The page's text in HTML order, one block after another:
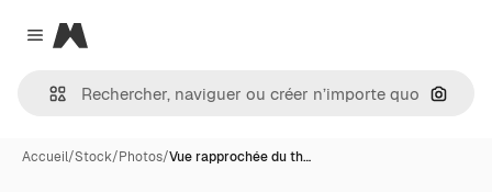
Close menu
Magnific
Accueil/Stock/Photos/Vue rapprochée du th…